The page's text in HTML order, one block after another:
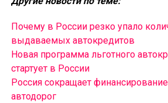
Почему в России резко упало
выдаваемых автокредитов
Новая программа льготного
стартует в России
Россия сокращает
автодорог